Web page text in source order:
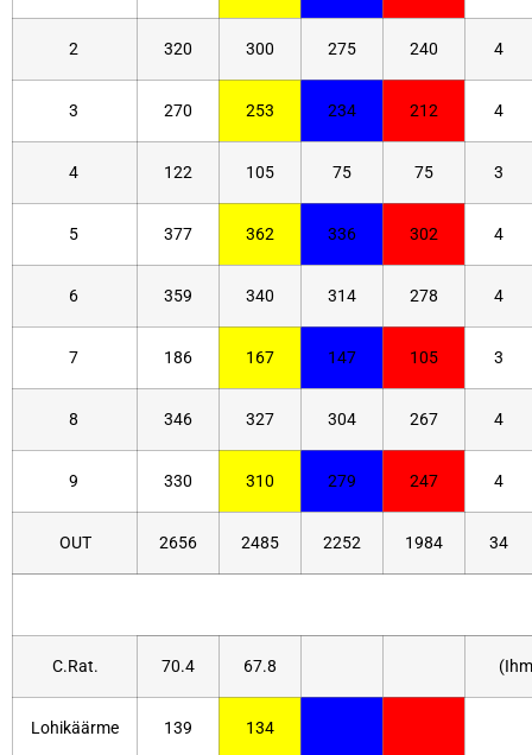
2 320 300 275 240 4
3 270 253 234 212 4
4 122 105 75 75 3
5 377 362 336 302 4
6 359 340 314 278 4
7 186 167 147 105 3
8 346 327 304 267 4
9 330 310 279 247 4
OUT 2656 2485 2252 1984 34
C.Rat. 70.4 67.8
Lohikäärme 139 134